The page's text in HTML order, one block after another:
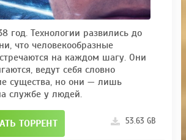
год. Технологии развились до
что человекообразные
на каждом шагу. Они
ведут себя словно
существа, но они — лишь
службе у людей.
ТОРРЕНТ 53.63 GB